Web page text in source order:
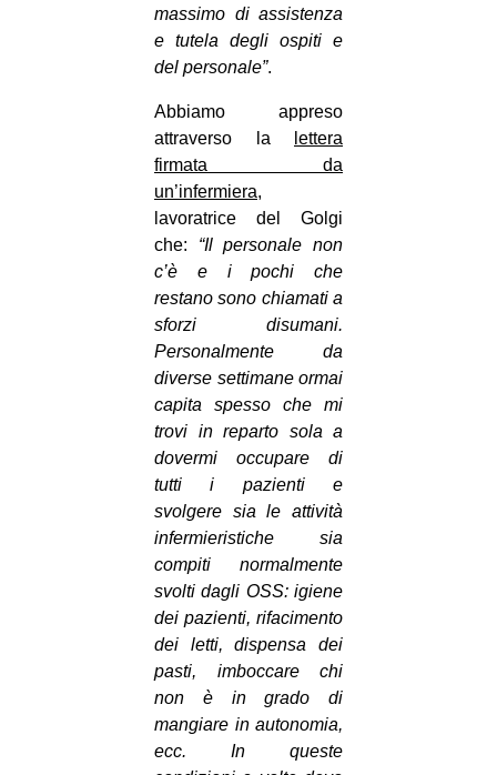
massimo di assistenza
e tutela degli ospiti e
del personale”.
Abbiamo appreso
attraverso la
lettera
firmata da
un’infermiera,
lavoratrice del Golgi
che: “Il personale non
c’è e i pochi che
restano sono chiamati a
sforzi disumani.
Personalmente da
diverse settimane ormai
capita spesso che mi
trovi in reparto sola a
dovermi occupare di
tutti i pazienti e
svolgere sia le attività
infermieristiche sia
compiti normalmente
svolti dagli OSS: igiene
dei pazienti, rifacimento
dei letti, dispensa dei
pasti, imboccare chi
non è in grado di
mangiare in autonomia,
ecc. In queste